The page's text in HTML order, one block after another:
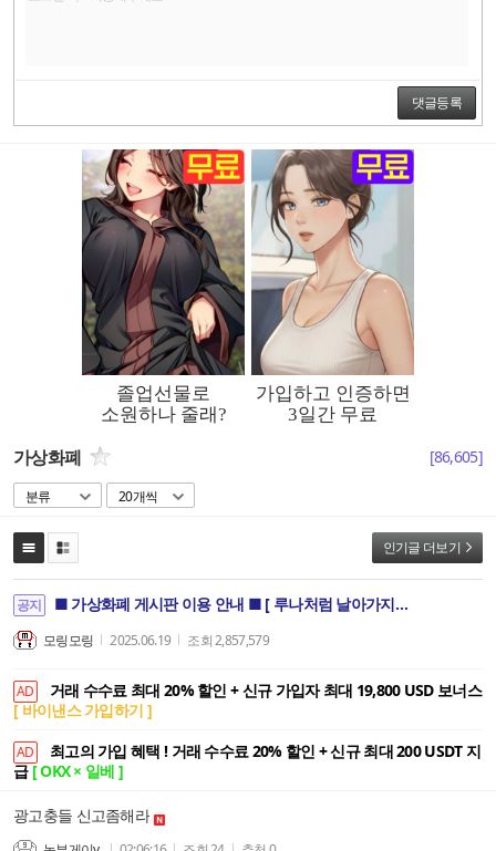
댓글등록
가상화폐 [86,605]
분류 20개씩
인기글 더보기
공지 ■ 가상화폐 게시판 이용 안내 ■ [ 루나처럼 날아가지 않으려면 꼭 읽으세요. ]
모링모링 2025.06.19 조회2,857,579
AD
거래 수수료 최대 20% 할인 + 신규 가입자 최대 19,800 USD 보너스
[ 바이낸스 가입하기 ]
AD
최고의 가입 혜택 ! 거래 수수료 20% 할인 + 신규 최대 200 USDT 지
급[ OKX × 일베 ]
광고충들 신고좀해라